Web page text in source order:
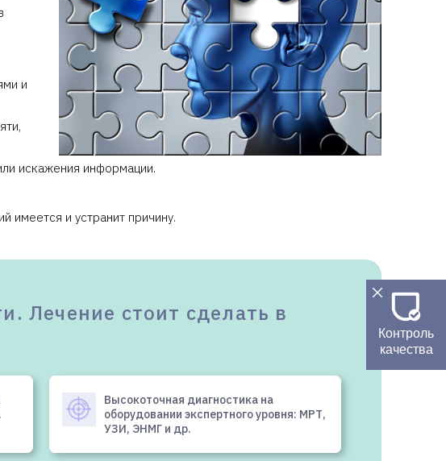
и
искажения информации.
имеется и устранит причину.
Лечение стоит сделать в
Высокоточная диагностика на
оборудовании экспертного уровня: МРТ,
УЗИ, ЭНМГ и др.
Контроль
качества